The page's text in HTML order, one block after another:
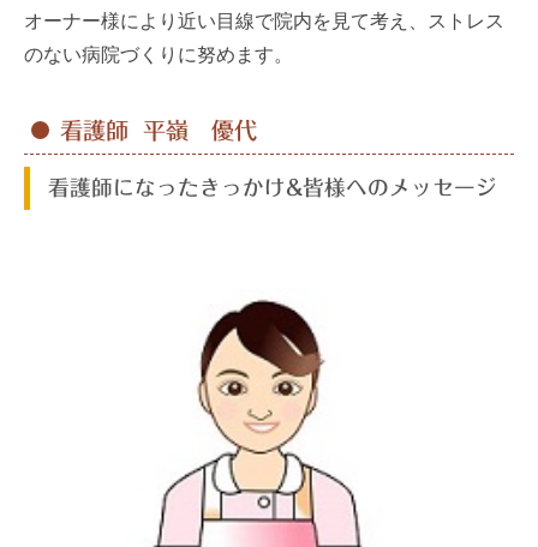
オーナー様により近い目線で院内を見て考え、ストレス
のない病院づくりに努めます。
看護師 平嶺 優代
看護師になったきっかけ&皆様へのメッセージ